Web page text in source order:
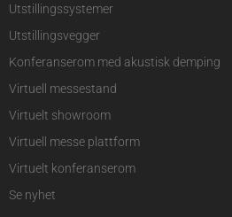
Utstillingssystemer
Utstillingsvegger
Konferanserom med akustisk demping
Virtuell messestand
Virtuelt showroom
Virtuell messe plattform
Virtuelt konferanserom
Se nyhet